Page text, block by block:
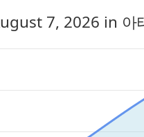
7, 2026 in 아